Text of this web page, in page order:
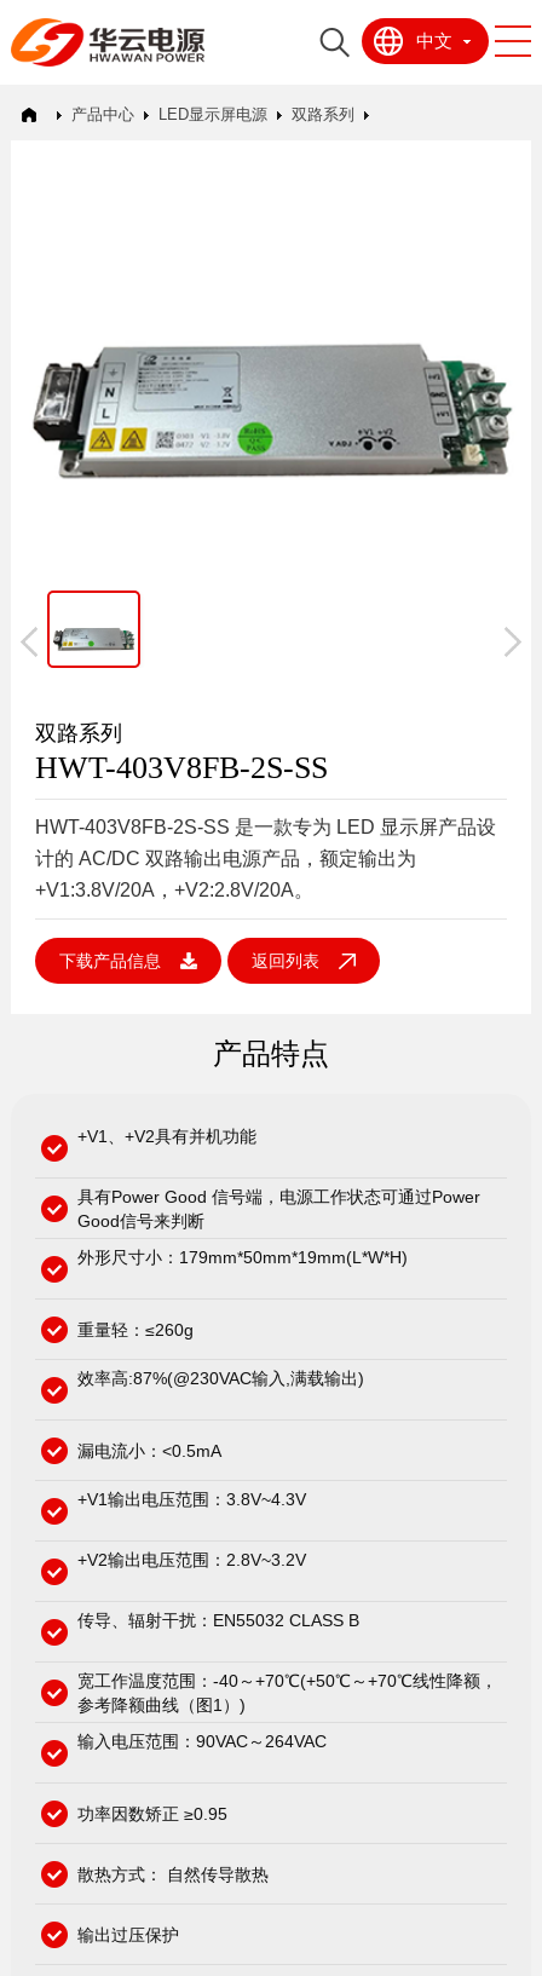
中文
产品中心 LED显示屏电源
双路系列
双路系列
HWT-403V8FB-2S-SS
HWT-403V8FB-2S-SS 是一款专为 LED 显示屏产品设
计的 AC/DC 双路输出电源产品，额定输出为
+V1:3.8V/20A，+V2:2.8V/20A。
下载产品信息 返回列表
产品特点
+V1、+V2具有并机功能
具有Power Good 信号端，电源工作状态可通过Power
Good信号来判断
外形尺寸小：179mm*50mm*19mm(L*W*H)
重量轻：≤260g
效率高:87%(@230VAC输入,满载输出)
漏电流小：<0.5mA
+V1输出电压范围：3.8V~4.3V
+V2输出电压范围：2.8V~3.2V
传导、辐射干扰：EN55032 CLASS B
宽工作温度范围：-40～+70℃(+50℃～+70℃线性降额，
参考降额曲线（图1）)
输入电压范围：90VAC～264VAC
功率因数矫正 ≥0.95
散热方式： 自然传导散热
输出过压保护